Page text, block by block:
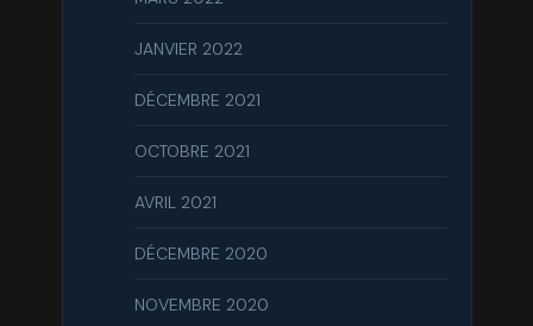
JANVIER 2022
DÉCEMBRE 2021
OCTOBRE 2021
AVRIL 2021
DÉCEMBRE 2020
NOVEMBRE 2020